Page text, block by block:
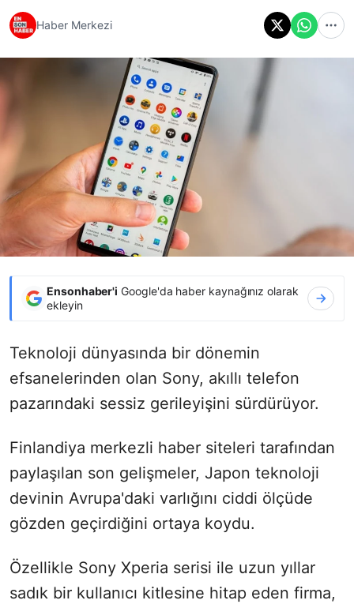
Haber Merkezi
Ensonhaber'i Google'da haber kaynağınız olarak
ekleyin
Teknoloji dünyasında bir dönemin
efsanelerinden olan Sony, akıllı telefon
pazarındaki sessiz gerileyişini sürdürüyor.
Finlandiya merkezli haber siteleri tarafından
paylaşılan son gelişmeler, Japon teknoloji
devinin Avrupa'daki varlığını ciddi ölçüde
gözden geçirdiğini ortaya koydu.
Özellikle Sony Xperia serisi ile uzun yıllar
sadık bir kullanıcı kitlesine hitap eden firma,